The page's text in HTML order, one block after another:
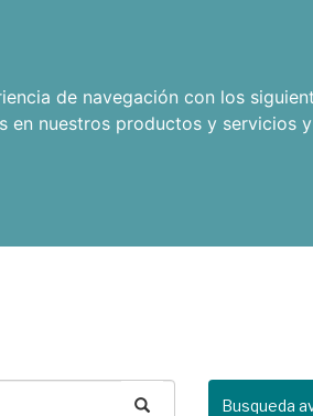
de navegación con los
en nuestros productos y servicios
Busqueda